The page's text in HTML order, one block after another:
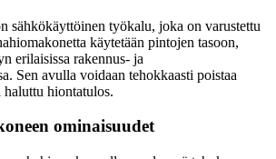
sähkökäyttöinen työkalu, joka on varustettu
käytetään pintojen tasoon,
erilaisissa rakennus- ja
Sen avulla voidaan tehokkaasti poistaa
haluttu hiontatulos.
ominaisuudet